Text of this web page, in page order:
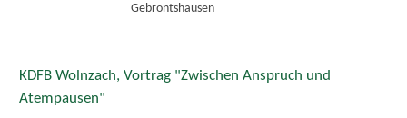
Gebrontshausen
KDFB Wolnzach, Vortrag "Zwischen Anspruch und
Atempausen"